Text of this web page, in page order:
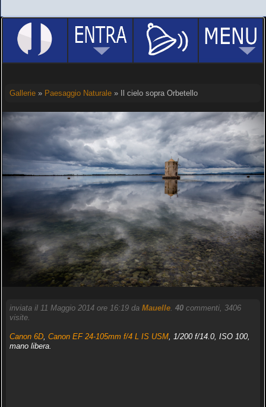
Gallerie» Paesaggio Naturale» Il cielo sopra Orbetello
inviata il 11 Maggio 2014 ore 16:19 da Mauelle. 40commenti, 3406
visite.
Canon 6D, Canon EF 24-105mm f/4 L IS USM, 1/200 f/14.0, ISO 100,
mano libera.